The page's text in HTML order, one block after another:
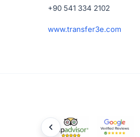
+90 541 334 2102
www.transfer3e.com